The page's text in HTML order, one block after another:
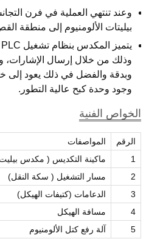
وعند تنتهي العملية في فرن
بيليتات الألومنيوم إلى منطقة
وذلك من خلال إرسال
وبدقة والفضل في ذلك يعود إلى
وجود وحدة كبح عالية التطور.
الخواص الفنية
الرقم المواصفات
1
ماكينة التكديس ( مكدس بيليت
2
مسار التشغيل ( سكة النقل)
3
الدعامات (كتيفات الهيكل)
4
مسافة الهيكل
5
آلة رفع كتل الألومنيوم